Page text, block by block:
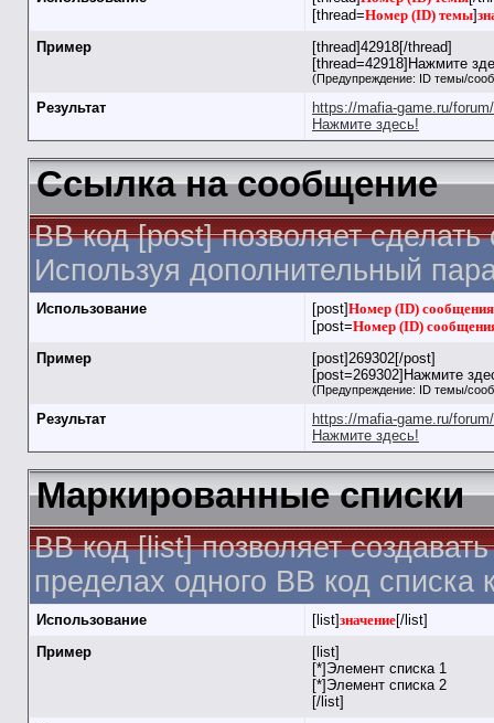
[thread=Номер (ID) темы]
Пример
[thread]42918[/thread]
[thread=42918]Нажмите
(Предупреждение: ID темы/
Результат
https://mafia-game.ru/
Нажмите здесь!
Ссылка на сообщение
BB код [post] позволяет
Используя дополнительный
Использование [post]Номер (ID) сообщения
[post=Номер (ID)
Пример
[post]269302[/post]
[post=269302]Нажмите
(Предупреждение: ID темы/
Результат
https://mafia-game.ru/
Нажмите здесь!
Маркированные списки
BB код [list] позволяет
пределах одного BB код
Использование [list]значение[/list]
Пример
[list]
[*]Элемент списка 1
[*]Элемент списка 2
[/list]